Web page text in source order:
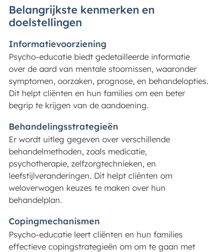
Belangrijkste kenmerken en
doelstellingen
Informatievoorziening
Psycho-educatie biedt gedetailleerde informatie
over de aard van mentale stoornissen, waaronder
symptomen, oorzaken, prognose, en behandelopties.
Dit helpt cliënten en hun families om een beter
begrip te krijgen van de aandoening.
Behandelingsstrategieën
Er wordt uitleg gegeven over verschillende
behandelmethoden, zoals medicatie,
psychotherapie, zelfzorgtechnieken, en
leefstijlveranderingen. Dit helpt cliënten om
weloverwogen keuzes te maken over hun
behandelplan.
Copingmechanismen
Psycho-educatie leert cliënten en hun families
effectieve copingstrategieën om om te gaan met